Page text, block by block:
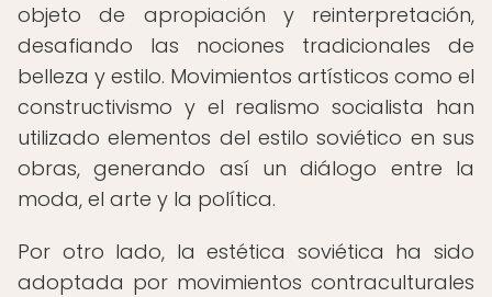
objeto de apropiación y reinterpretación,
desafiando las nociones tradicionales de
belleza y estilo. Movimientos artísticos como el
constructivismo y el realismo socialista han
utilizado elementos del estilo soviético en sus
obras, generando así un diálogo entre la
moda, el arte y la política.
Por otro lado, la estética soviética ha sido
adoptada por movimientos contraculturales